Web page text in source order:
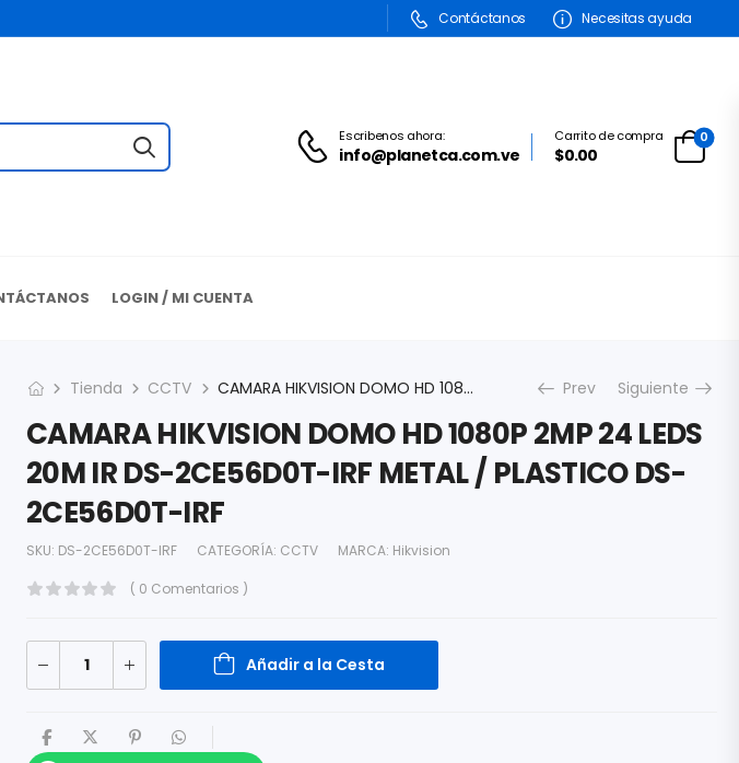
Contáctanos Necesitas ayuda
Escribenos ahora:
info@planetca.com.ve
Carrito de compra
$0.00
0
LOGIN / MI CUENTA
Tienda CCTV CAMARA HIKVISION DOMO HD 1080P 2MP 24 LEDS 20M IR DS-2CE56D0T-IRF METAL / PLASTICO DS-2CE56D0T-IRF Prev Siguiente
CAMARA HIKVISION DOMO HD 1080P 2MP 24 LEDS
20M IR DS-2CE56D0T-IRF METAL / PLASTICO DS-
2CE56D0T-IRF
SKU: DS-2CE56D0T-IRF CATEGORÍA: CCTV MARCA: Hikvision
( 0 Comentarios )
Añadir a la Cesta